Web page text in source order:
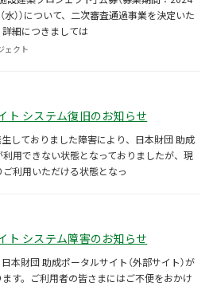
水））について、二次審査通過事業を決定いた
細につきましては
ェクト
ト システム復旧のお知らせ
しておりました障害により、日本財団 助成
利用できない状態となっておりましたが、現
利用いただける状態となっ
ト システム障害のお知らせ
本財団 助成ポータルサイト（外部サイト）が
す。ご利用者の皆さまにはご不便をおかけ